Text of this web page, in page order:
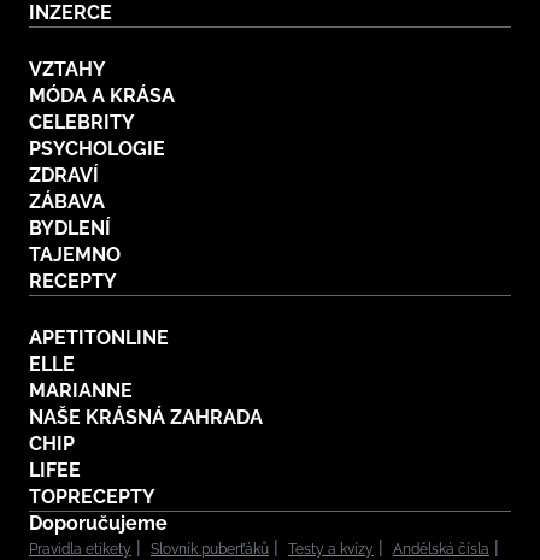
INZERCE
VZTAHY
MÓDA A KRÁSA
CELEBRITY
PSYCHOLOGIE
ZDRAVÍ
ZÁBAVA
BYDLENÍ
TAJEMNO
RECEPTY
APETITONLINE
ELLE
MARIANNE
NAŠE KRÁSNÁ ZAHRADA
CHIP
LIFEE
TOPRECEPTY
Doporučujeme
Pravidla etikety Slovník puberťáků Testy a kvízy
Andělská čísla